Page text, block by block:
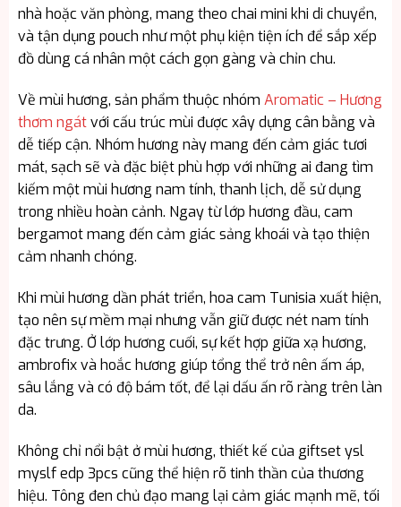
nhà hoặc văn phòng, mang theo chai mini khi di chuyển,
và tận dụng pouch như một phụ kiện tiện ích để sắp xếp
đồ dùng cá nhân một cách gọn gàng và chỉn chu.
Về mùi hương, sản phẩm thuộc nhóm Aromatic – Hương
thơm ngátvới cấu trúc mùi được xây dựng cân bằng và
dễ tiếp cận. Nhóm hương này mang đến cảm giác tươi
mát, sạch sẽ và đặc biệt phù hợp với những ai đang tìm
kiếm một mùi hương nam tính, thanh lịch, dễ sử dụng
trong nhiều hoàn cảnh. Ngay từ lớp hương đầu, cam
bergamot mang đến cảm giác sảng khoái và tạo thiện
cảm nhanh chóng.
Khi mùi hương dần phát triển, hoa cam Tunisia xuất hiện,
tạo nên sự mềm mại nhưng vẫn giữ được nét nam tính
đặc trưng. Ở lớp hương cuối, sự kết hợp giữa xạ hương,
ambrofix và hoắc hương giúp tổng thể trở nên ấm áp,
sâu lắng và có độ bám tốt, để lại dấu ấn rõ ràng trên làn
da.
Không chỉ nổi bật ở mùi hương, thiết kế của giftset ysl
myslf edp 3pcs cũng thể hiện rõ tinh thần của thương
hiệu. Tông đen chủ đạo mang lại cảm giác mạnh mẽ, tối